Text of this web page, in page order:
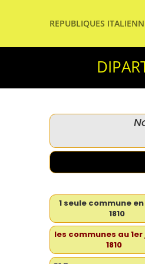
REPUBLIQUES
1 seule commune
1810
les communes au
1810